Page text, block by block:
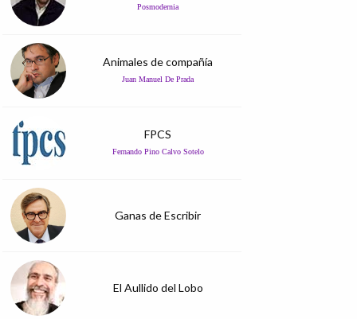
Posmodernia
Animales de compañía
Juan Manuel De Prada
FPCS
Fernando Pino Calvo Sotelo
Ganas de Escribir
El Aullido del Lobo